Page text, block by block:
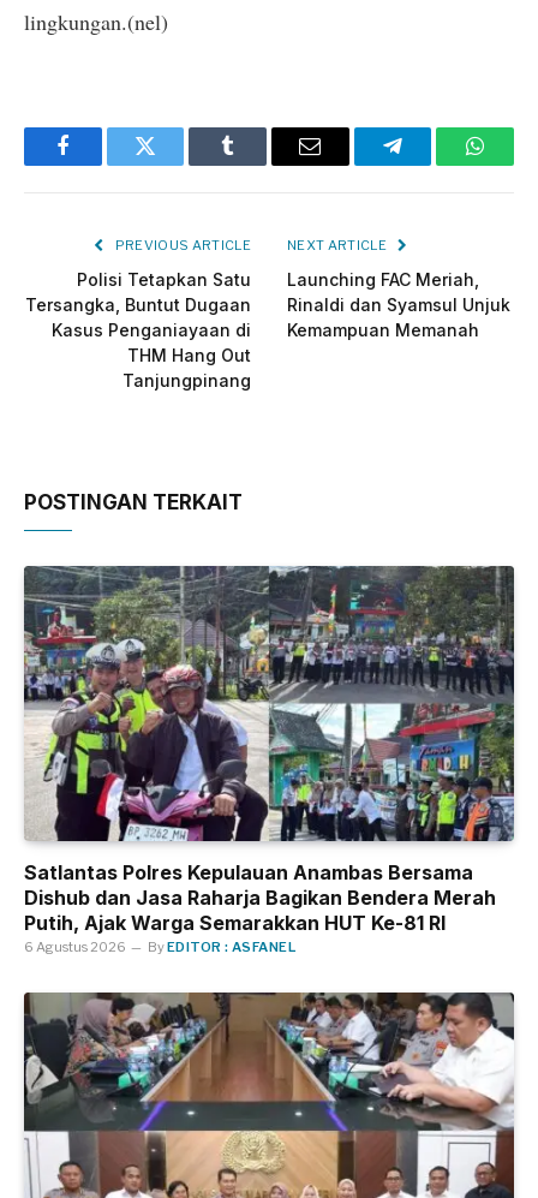
lingkungan.(nel)
FacebookTwitter Tumblr Email Telegram
PREVIOUS ARTICLE
Polisi Tetapkan Satu
Tersangka, Buntut Dugaan
Kasus Penganiayaan di
THM Hang Out
Tanjungpinang
NEXT ARTICLE
Launching FAC Meriah,
Rinaldi dan Syamsul Unjuk
Kemampuan Memanah
POSTINGAN TERKAIT
Satlantas Polres Kepulauan Anambas Bersama
Dishub dan Jasa Raharja Bagikan Bendera Merah
Putih, Ajak Warga Semarakkan HUT Ke-81 RI
6 Agustus 2026 ByEDITOR : ASFANEL